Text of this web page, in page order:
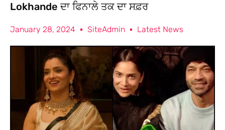
Lokhande ਦਾ ਫਿਨਾਲੇ ਤਕ ਦਾ ਸਫ਼ਰ
January 28, 2024 SiteAdmin Latest News